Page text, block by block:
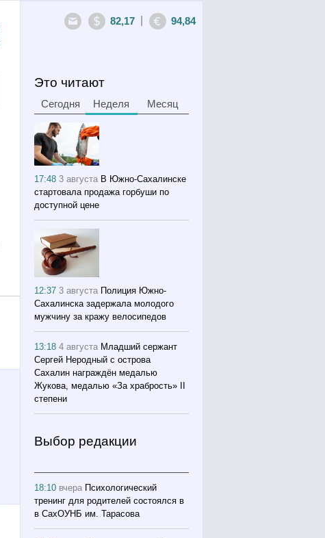
82,17 94,84
Это читают
Сегодня Неделя Месяц
17:483 августа В Южно-Сахалинске
стартовала продажа горбуши по
доступной цене
12:373 августа Полиция Южно-
Сахалинска задержала молодого
мужчину за кражу велосипедов
13:184 августа Младший сержант
Сергей Неродный с острова
Сахалин награждён медалью
Жукова, медалью «За храбрость» II
степени
Выбор редакции
18:10 вчера Психологический
тренинг для родителей состоялся в
в СахОУНБ им. Тарасова